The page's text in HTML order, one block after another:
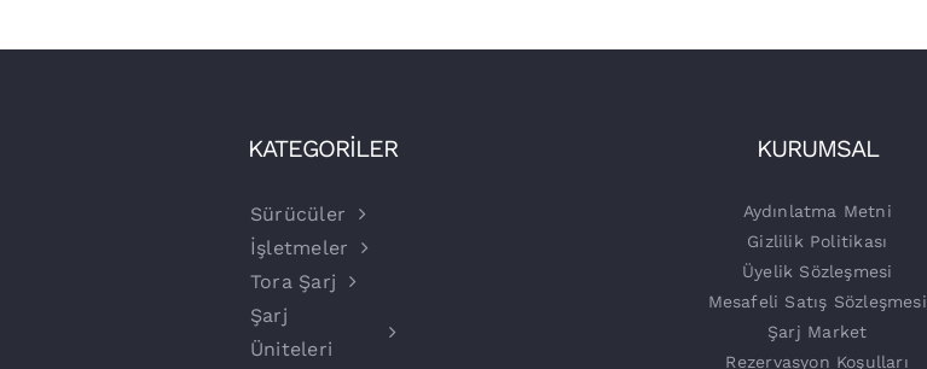
KATEGORİLER
Sürücüler
İşletmeler
Tora Şarj
Şarj
Üniteleri
KURUMSAL
Aydınlatma Metni
Gizlilik Politikası
Üyelik Sözleşmesi
Mesafeli Satış Sözleşmesi
Şarj Market
Rezervasyon Koşulları